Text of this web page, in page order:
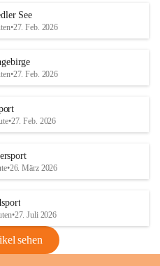
r
S
See
•27. Feb. 2026
•27. Feb. 2026
•27. Feb. 2026
•26. März 2026
•27. Juli 2026
sehen